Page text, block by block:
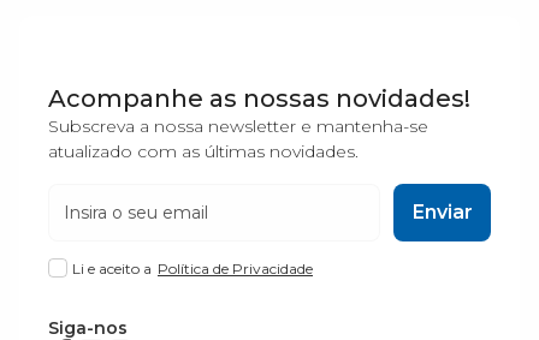
Siga-nos
Acompanhe as nossas novidades!
Subscreva a nossa newsletter e mantenha-se
atualizado com as últimas novidades.
Li e aceito a Política de Privacidade
Enviar